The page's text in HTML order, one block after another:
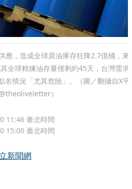
應，造成全球原油庫存狂降2.7億桶，來
全球精煉油存量僅剩約45天，台灣需求
名情況「尤其危險」。（圖／翻攝自X平
@theoliveletter）
11:46 臺北時間
15:00 臺北時間
新聞網